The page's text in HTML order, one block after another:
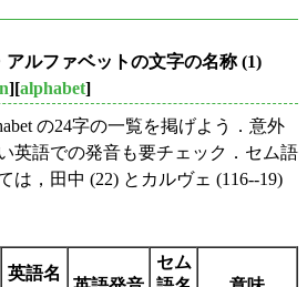
アルファベットの文字の名称 (1)
][alphabet]
の24字の一覧を掲げよう．意外
英語での発音も要チェック．セム語
は，田中 (22) とカルヴェ (116--19)
英語名
セム